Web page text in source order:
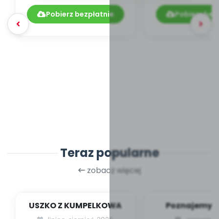
9.192/2017
Pobierz bezpłatnie Pobierz
Teraz popularne
zobacz więcej
USZKO Z KUMPELKOWA Poznajemy